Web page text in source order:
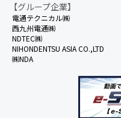
【グループ企業】
電通テクニカル㈱
西九州電通㈱
NDTEC㈱
NIHONDENTSU ASIA CO.,LTD
㈱NDA